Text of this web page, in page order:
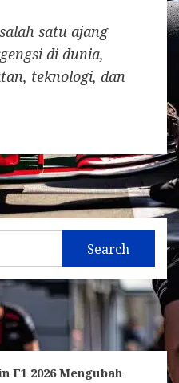
satu ajang
di dunia,
teknologi, dan
Search
F1 2026 Mengubah